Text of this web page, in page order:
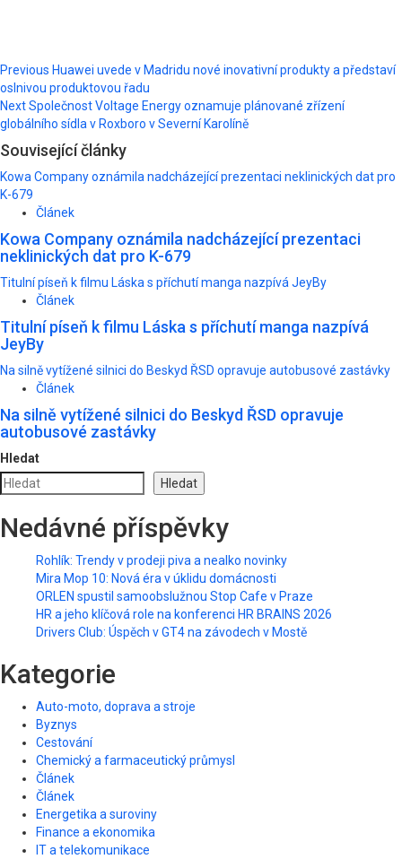
Post
navigation
Previous Huawei uvede v Madridu nové inovativní produkty a představí
oslnivou produktovou řadu
NextSpolečnost Voltage Energy oznamuje plánované zřízení
globálního sídla v Roxboro v Severní Karolíně
Související články
Kowa Company oznámila nadcházející prezentaci neklinických dat pro
K-679
Článek
Kowa Company oznámila nadcházející prezentaci
neklinických dat pro K-679
Titulní píseň k filmu Láska s příchutí manga nazpívá JeyBy
Článek
Titulní píseň k filmu Láska s příchutí manga nazpívá
JeyBy
Na silně vytížené silnici do Beskyd ŘSD opravuje autobusové zastávky
Článek
Na silně vytížené silnici do Beskyd ŘSD opravuje
autobusové zastávky
Hledat
Hledat
Nedávné příspěvky
Rohlík: Trendy v prodeji piva a nealko novinky
Mira Mop 10: Nová éra v úklidu domácnosti
ORLEN spustil samoobslužnou Stop Cafe v Praze
HR a jeho klíčová role na konferenci HR BRAINS 2026
Drivers Club: Úspěch v GT4 na závodech v Mostě
Kategorie
Auto-moto, doprava a stroje
Byznys
Cestování
Chemický a farmaceutický průmysl
Článek
Článek
Energetika a suroviny
Finance a ekonomika
IT a telekomunikace